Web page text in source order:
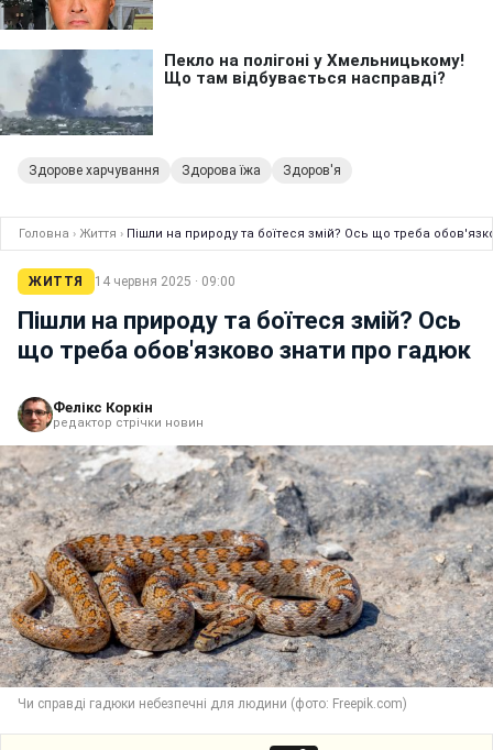
Здорове харчування Здорова їжа Здоров'я
Головна › Життя › Пішли на природу та боїтеся змій? Ось що треба
ЖИТТЯ 14 червня 2025 · 09:00
Пішли на природу та боїтеся змій? Ось
що треба обов'язково знати про гадюк
Фелікс Коркін
редактор стрічки новин
Чи справді гадюки небезпечні для людини (фото: Freepik.com)